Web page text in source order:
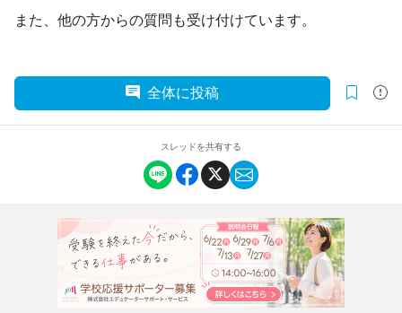
また、他の方からの質問も受け付けています。
全体に投稿
スレッドを共有する